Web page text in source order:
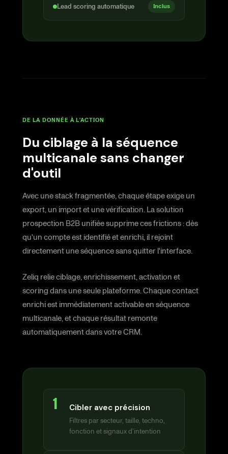
Lead scoring automatique Inclus
DE LA DONNÉE À L'ACTION
Du ciblage à la séquence
multicanale sans changer
d'outil
Avec une stack fragmentée, chaque étape exige un
export, un import et une vérification. La solution
prospection B2B unifiée supprime ces frictions : dès
qu'un compte est identifié et enrichi, il rejoint
directement une séquence sans quitter l'interface.
Zeliq relie ciblage, enrichissement, activation et
scoring dans une seule plateforme. Chaque contact
enrichi est immédiatement activable en séquence
multicanale, et chaque résultat remonte
automatiquement dans votre CRM.
1 Cibler avec précision
Filtres par secteur, taille, techno,
fonction et signaux d'intention